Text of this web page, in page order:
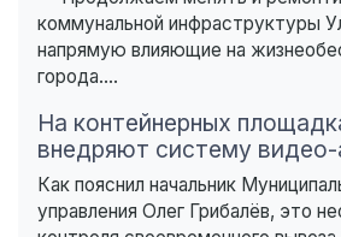
коммунальной инфраструктуры
напрямую влияющие на
города....
На контейнерных
внедряют систему видео-
Как пояснил начальник
управления Олег Грибалёв, это